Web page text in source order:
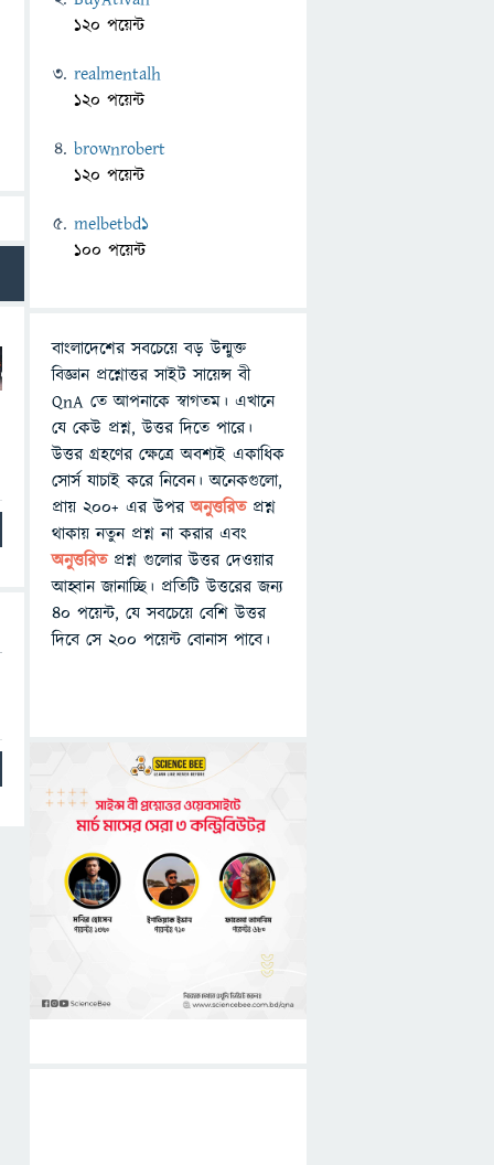
120 পয়েন্ট
realmentalh
120 পয়েন্ট
brownrobert
120 পয়েন্ট
melbetbd1
100 পয়েন্ট
বাংলাদেশের সবচেয়ে বড় উন্মুক্ত
বিজ্ঞান প্রশ্নোত্তর সাইট সায়েন্স বী
QnA তে আপনাকে স্বাগতম। এখানে
যে কেউ প্রশ্ন, উত্তর দিতে পারে।
উত্তর গ্রহণের ক্ষেত্রে অবশ্যই একাধিক
সোর্স যাচাই করে নিবেন। অনেকগুলো,
প্রায় ২০০+ এর উপরঅনুত্তরিতপ্রশ্ন
থাকায় নতুন প্রশ্ন না করার এবং
অনুত্তরিত প্রশ্ন গুলোর উত্তর দেওয়ার
আহ্বান জানাচ্ছি। প্রতিটি উত্তরের জন্য
৪০ পয়েন্ট, যে সবচেয়ে বেশি উত্তর
দিবে সে ২০০ পয়েন্ট বোনাস পাবে।